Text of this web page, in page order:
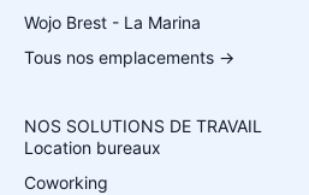
Wojo Brest - La Marina
Tous nos emplacements →
NOS SOLUTIONS DE TRAVAIL
Location bureaux
Coworking